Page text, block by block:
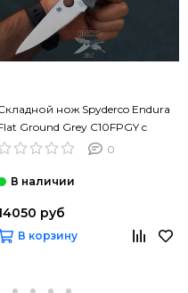
нож Spyderco Endura
Ground Grey C10FPGY c
из стали VG-10,
0
руб
В корзину